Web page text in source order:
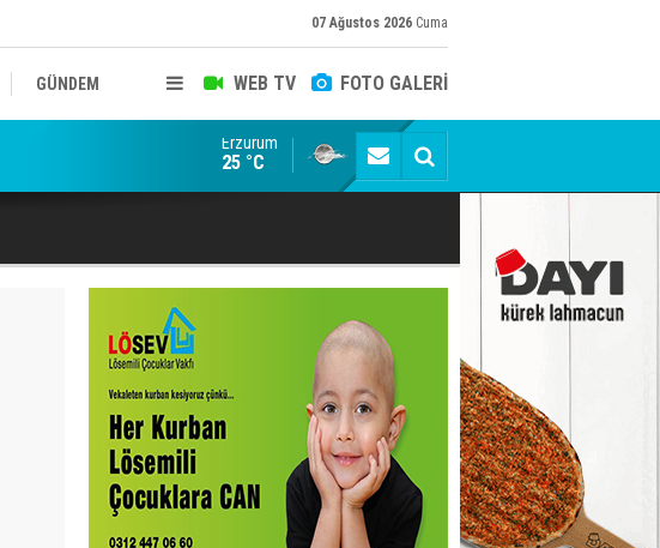
07 Ağustos 2026 Cuma
WEB TV FOTO GALERİ
GÜNDEM
Konuşanlar'a katıldı, söyledikleri başına iş açtı!
Erzurum
25 °C